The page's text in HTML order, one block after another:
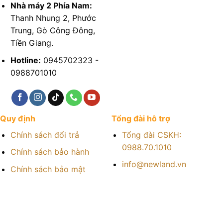
Nhà máy 2 Phía Nam:
Thanh Nhung 2, Phước
Trung, Gò Công Đông,
Tiền Giang.
Hotline: 0945702323 -
0988701010
Quy định
Chính sách đổi trả
Chính sách bảo hành
Chính sách bảo mật
Tổng đài hỗ trợ
Tổng đài CSKH:
0988.70.1010
info@newland.vn